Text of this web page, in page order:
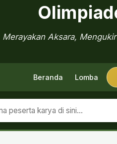
Merayakan Aksara,
Beranda Lomba